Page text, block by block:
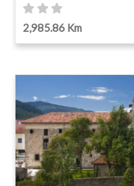
2,985.86 Km